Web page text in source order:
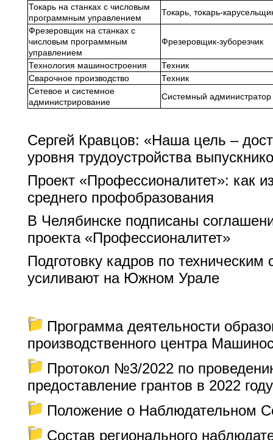
Токарь на станках с числовым
программным управлением
Токарь, токарь-
Фрезеровщик на станках с
числовым программным
управлением
Фрезеровщик-зуборезчик
Технология машиностроения
Техник
Сварочное производство
Техник
Сетевое и системное
администрирование
Системный администратор
Сергей Кравцов: «Наша цель –
уровня трудоустройства
Проект «Профессионалитет»: как
среднего профобразования
В Челябинске подписаны
проекта «Профессионалитет»
Подготовку кадров по техническим
усиливают на Южном Урале
Программа деятельности
производственного центра
Протокол №3/2022 по
предоставление грантов в 2022 году
Положение о Наблюдательном
Состав регионального